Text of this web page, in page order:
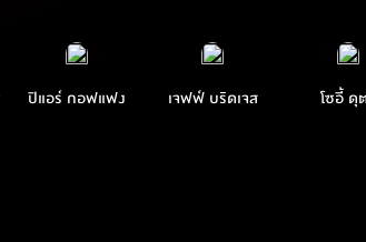
ปิแอร์ กอฟแฟง เจฟฟ์ บริดเจส โซอี้ ดุ